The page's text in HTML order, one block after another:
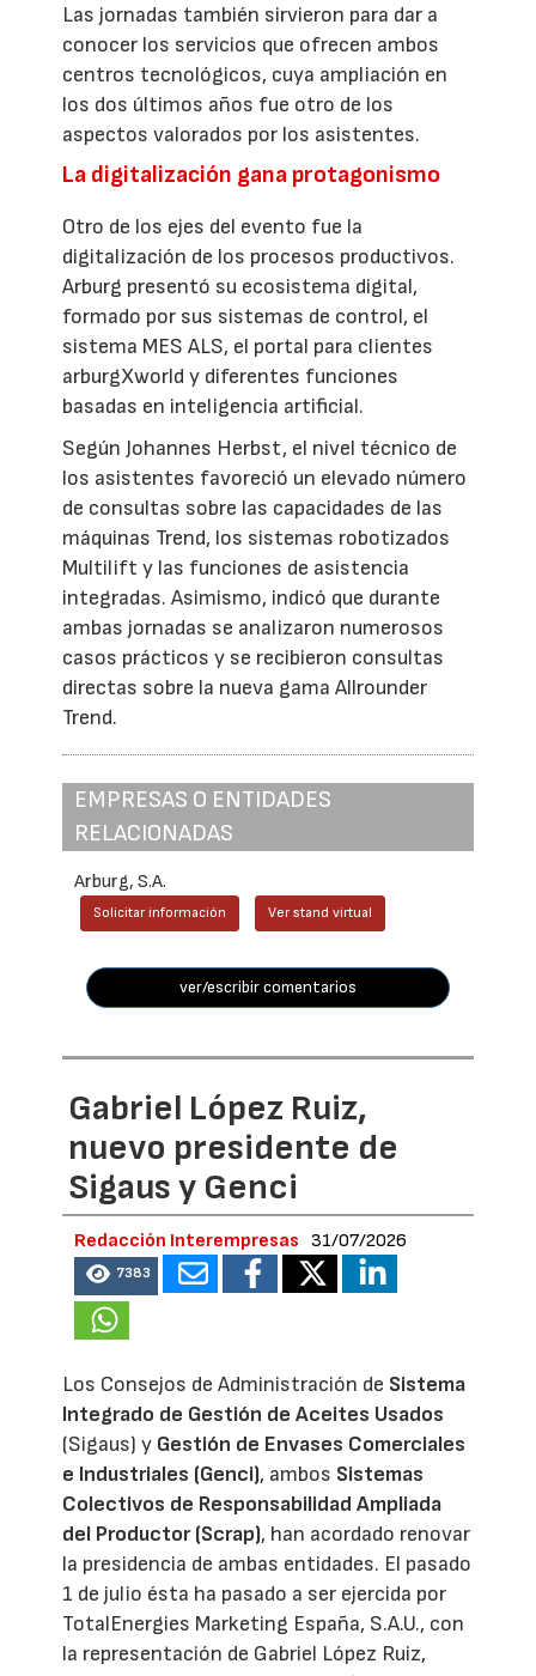
Las jornadas también sirvieron para dar a
conocer los servicios que ofrecen ambos
centros tecnológicos, cuya ampliación en
los dos últimos años fue otro de los
aspectos valorados por los asistentes.
La digitalización gana protagonismo
Otro de los ejes del evento fue la
digitalización de los procesos productivos.
Arburg presentó su ecosistema digital,
formado por sus sistemas de control, el
sistema MES ALS, el portal para clientes
arburgXworld y diferentes funciones
basadas en inteligencia artificial.
Según Johannes Herbst, el nivel técnico de
los asistentes favoreció un elevado número
de consultas sobre las capacidades de las
máquinas Trend, los sistemas robotizados
Multilift y las funciones de asistencia
integradas. Asimismo, indicó que durante
ambas jornadas se analizaron numerosos
casos prácticos y se recibieron consultas
directas sobre la nueva gama Allrounder
Trend.
EMPRESAS O ENTIDADES
RELACIONADAS
Arburg, S.A.
Solicitar información Ver stand virtual
ver/escribir comentarios
Gabriel López Ruiz,
nuevo presidente de
Sigaus y Genci
Redacción Interempresas 31/07/2026
7383
Los Consejos de Administración de Sistema
Integrado de Gestión de Aceites Usados
(Sigaus) y Gestión de Envases Comerciales
e Industriales (Genci), ambos Sistemas
Colectivos de Responsabilidad Ampliada
del Productor (Scrap), han acordado renovar
la presidencia de ambas entidades. El pasado
1 de julio ésta ha pasado a ser ejercida por
TotalEnergies Marketing España, S.A.U., con
la representación de Gabriel López Ruiz,